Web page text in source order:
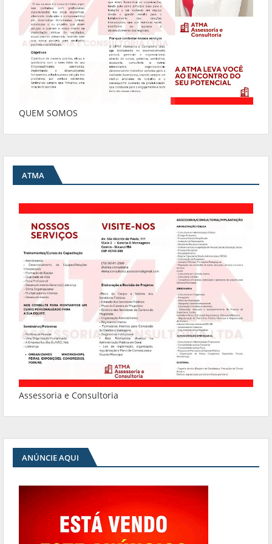
QUEM SOMOS
ATMA
Assessoria e Consultoria
ANÚNCIE AQUI